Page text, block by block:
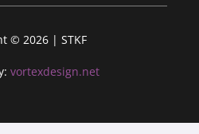
© 2026 | STKF
vortexdesign.net